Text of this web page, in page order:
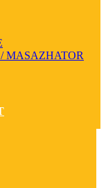
MASAZHATOR